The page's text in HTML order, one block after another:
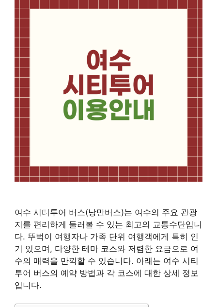
여수 시티투어 버스(낭만버스)는 여수의 주요 관광
지를 편리하게 둘러볼 수 있는 최고의 교통수단입니
다. 뚜벅이 여행자나 가족 단위 여행객에게 특히 인
기 있으며, 다양한 테마 코스와 저렴한 요금으로 여
수의 매력을 만끽할 수 있습니다. 아래는 여수 시티
투어 버스의 예약 방법과 각 코스에 대한 상세 정보
입니다.